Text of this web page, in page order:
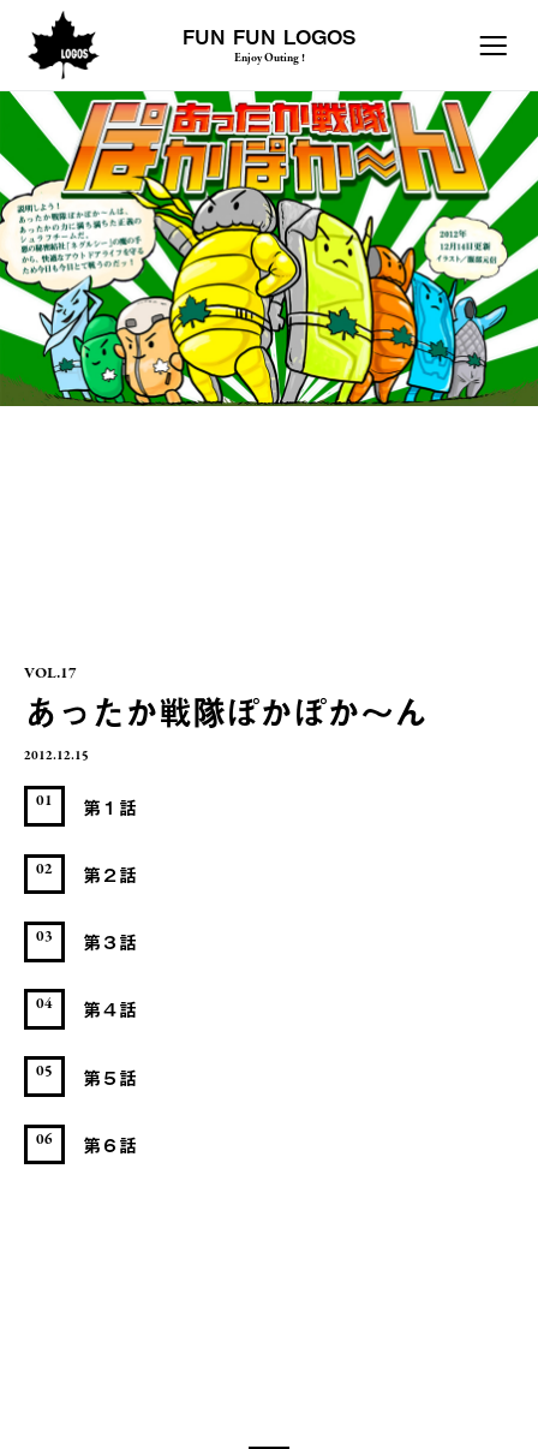
FUN FUN LOGOS
Enjoy Outing !
VOL.17
あったか戦隊ぽかぽか～ん
2012.12.15
01 第１話
02 第２話
03 第３話
04 第４話
05 第５話
06 第６話